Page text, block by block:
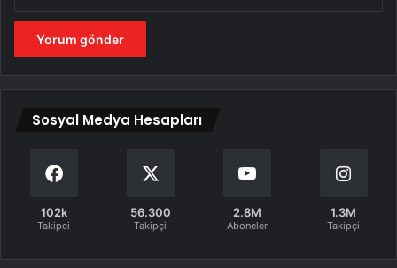
Sosyal Medya Hesapları
102k
Takipci
56.300
Takipçi
2.8M
Aboneler
1.3M
Takipçi